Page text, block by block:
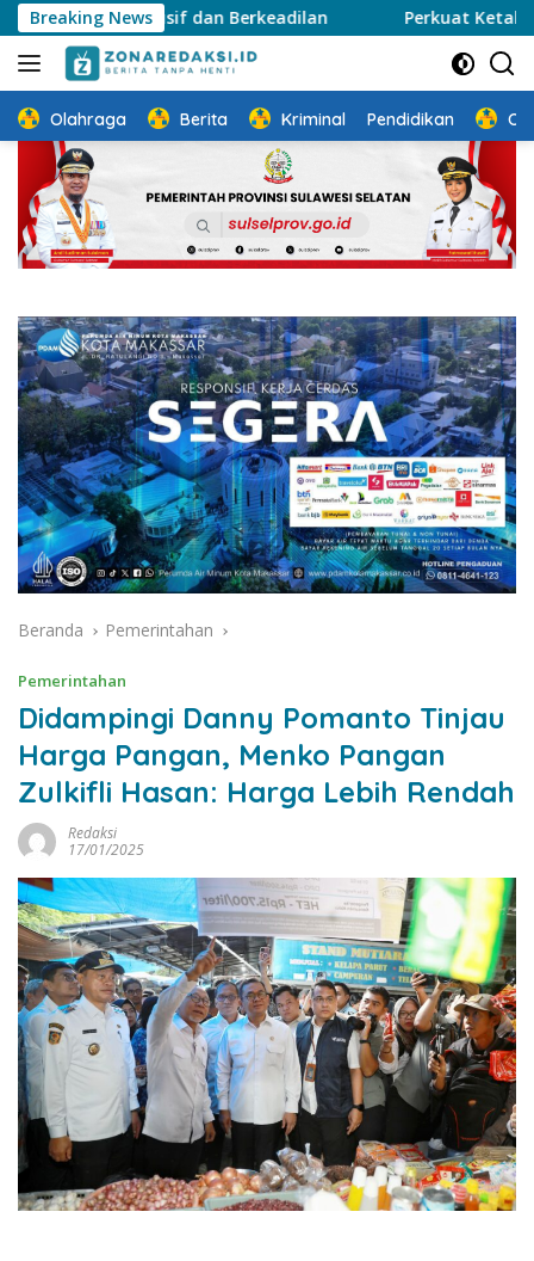
Langsung
ke
konten
Breaking News
dan Berkeadilan Perkuat Ketahanan Keluarga,
Olahraga Berita Kriminal Pendidikan
Beranda Pemerintahan
Pemerintahan
Didampingi Danny Pomanto Tinjau
Harga Pangan, Menko Pangan
Zulkifli Hasan: Harga Lebih Rendah
Redaksi
17/01/2025